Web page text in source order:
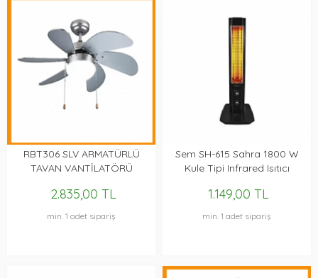
RBT306 SLV ARMATÜRLÜ
TAVAN VANTİLATÖRÜ
2.835,00 TL
min. 1 adet sipariş
Sem SH-615 Sahra 1800 W
Kule Tipi Infrared Isıtıcı
1.149,00 TL
min. 1 adet sipariş